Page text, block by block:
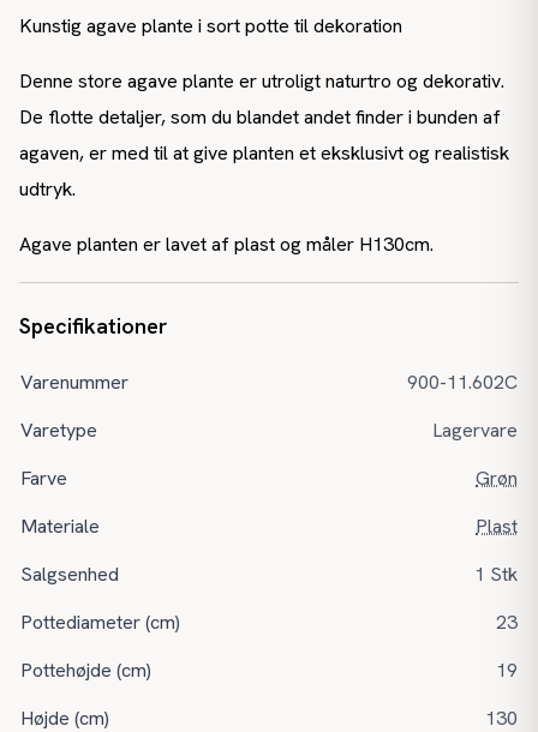
Kunstig agave plante i sort potte til dekoration
Denne store agave plante er utroligt naturtro og dekorativ.
De flotte detaljer, som du blandet andet finder i bunden af
agaven, er med til at give planten et eksklusivt og realistisk
udtryk.
Agave planten er lavet af plast og måler H130cm.
Specifikationer
Varenummer
900-11.602C
Varetype
Lagervare
Farve
Grøn
Materiale
Plast
Salgsenhed
1 Stk
Pottediameter (cm)
23
Pottehøjde (cm)
19
Højde (cm)
130